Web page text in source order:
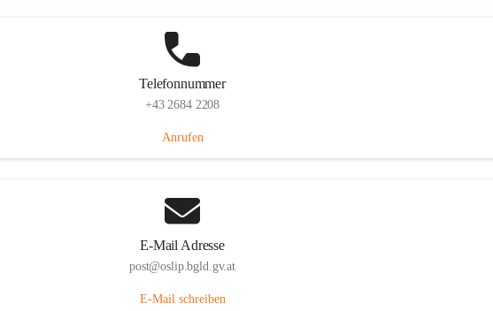
Telefonnummer
+43 2684 2208
Anrufen
E-Mail Adresse
post@oslip.bgld.gv.at
E-Mail schreiben